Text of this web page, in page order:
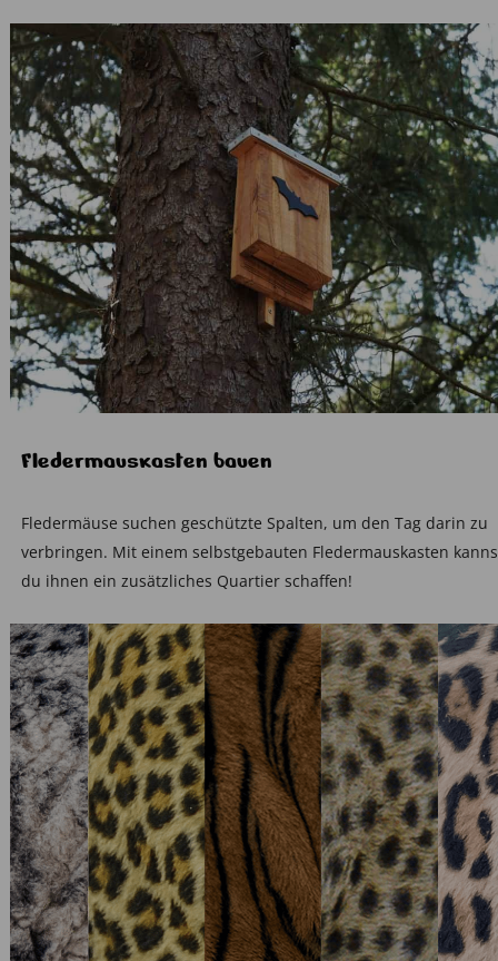
Fledermauskasten bauen
Fledermäuse suchen geschützte Spalten, um den Tag darin zu
verbringen. Mit einem selbstgebauten Fledermauskasten
du ihnen ein zusätzliches Quartier schaffen!